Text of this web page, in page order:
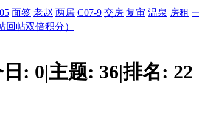
面签 老赵 两居 C07-9 交房 复审 温泉 房租
回帖双倍积分）
: 0|主题: 36|排名: 22